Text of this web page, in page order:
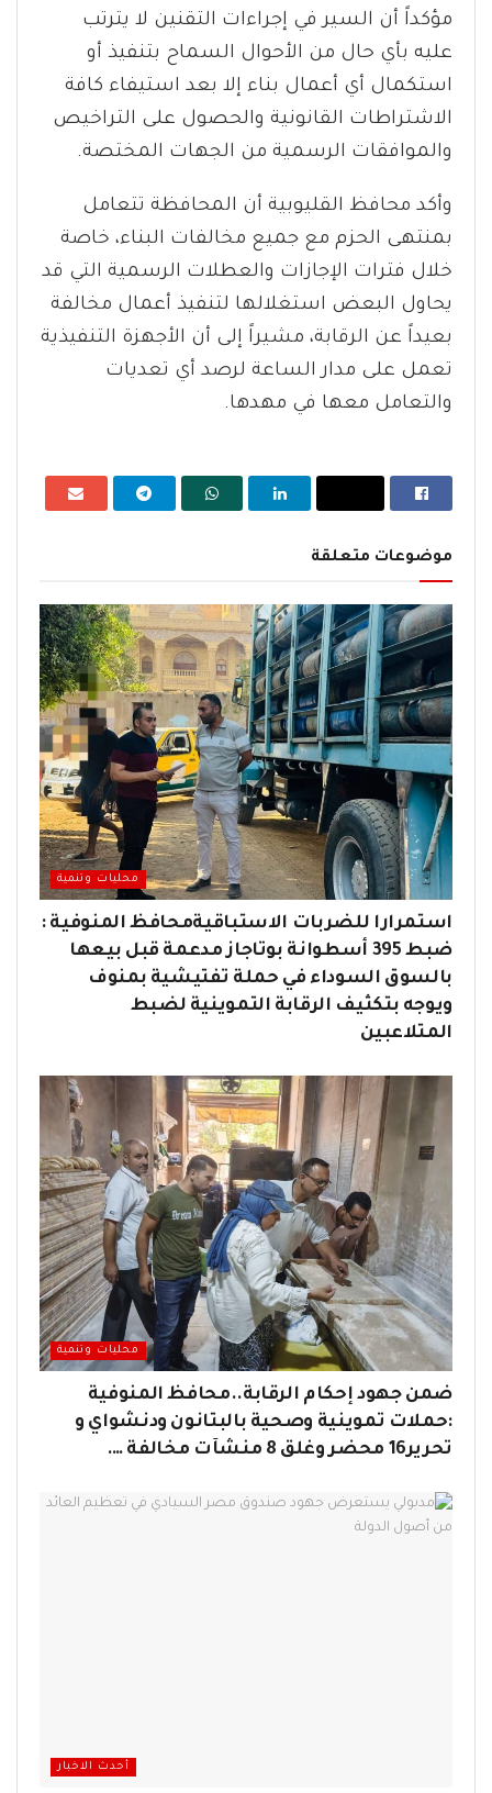
مؤكداً أن السير في إجراءات التقنين لا يترتب
عليه بأي حال من الأحوال السماح بتنفيذ أو
استكمال أي أعمال بناء إلا بعد استيفاء كافة
الاشتراطات القانونية والحصول على التراخيص
والموافقات الرسمية من الجهات المختصة.
وأكد محافظ القليوبية أن المحافظة تتعامل
بمنتهى الحزم مع جميع مخالفات البناء، خاصة
خلال فترات الإجازات والعطلات الرسمية التي قد
يحاول البعض استغلالها لتنفيذ أعمال مخالفة
بعيداً عن الرقابة، مشيراً إلى أن الأجهزة التنفيذية
تعمل على مدار الساعة لرصد أي تعديات
والتعامل معها في مهدها.
موضوعات متعلقة
محليات وتنمية
استمرارا للضربات الاستباقيةمحافظ المنوفية :
ضبط 395 أسطوانة بوتاجاز مدعمة قبل بيعها
بالسوق السوداء في حملة تفتيشية بمنوف
ويوجه بتكثيف الرقابة التموينية لضبط
المتلاعبين
محليات وتنمية
ضمن جهود إحكام الرقابة..محافظ المنوفية
:حملات تموينية وصحية بالبتانون ودنشواي و
تحرير16 محضر وغلق 8 منشآت مخالفة ….
أحدث الاخبار